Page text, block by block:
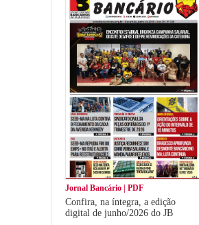
Jornal Bancário | PDF
Confira, na íntegra, a edição
digital de junho/2026 do JB